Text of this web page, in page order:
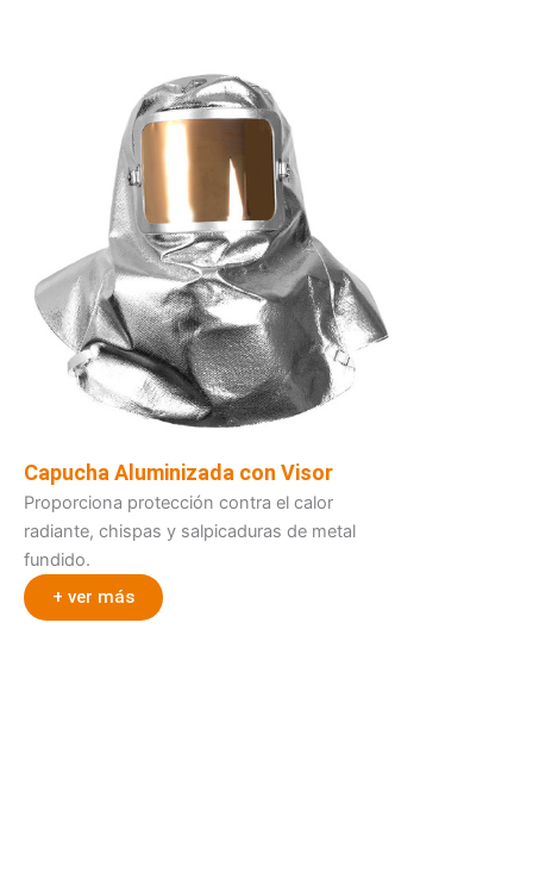
Capucha Aluminizada con Visor
Proporciona protección contra el calor
radiante, chispas y salpicaduras de metal
fundido.
+ ver más